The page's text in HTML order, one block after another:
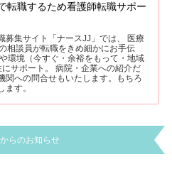
転職するため看護師転職サポー
募集サイト「ナースJJ」では、 医療
相談員が転職をきめ細かにお手伝
環境（今すぐ・余裕をもって・地域
サポート。 病院・企業への紹介だ
関への問合せもいたします。もちろ
す。
らのお知らせ